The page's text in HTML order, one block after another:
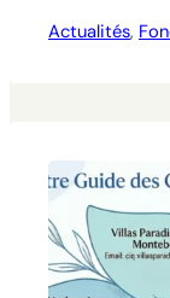
Actualités,